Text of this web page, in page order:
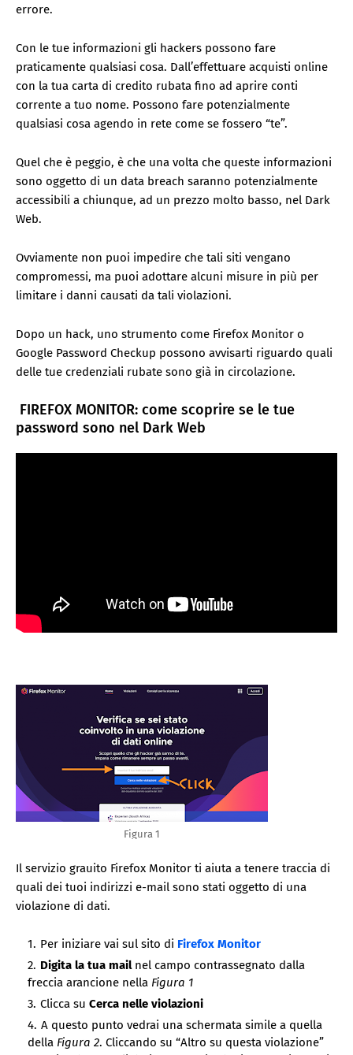
errore.
Con le tue informazioni gli hackers possono fare
praticamente qualsiasi cosa. Dall’effettuare acquisti online
con la tua carta di credito rubata fino ad aprire conti
corrente a tuo nome. Possono fare potenzialmente
qualsiasi cosa agendo in rete come se fossero “te”.
Quel che è peggio, è che una volta che queste informazioni
sono oggetto di un data breach saranno potenzialmente
accessibili a chiunque, ad un prezzo molto basso, nel Dark
Web.
Ovviamente non puoi impedire che tali siti vengano
compromessi, ma puoi adottare alcuni misure in più per
limitare i danni causati da tali violazioni.
Dopo un hack, uno strumento come Firefox Monitor o
Google Password Checkup possono avvisarti riguardo quali
delle tue credenziali rubate sono già in circolazione.
FIREFOX MONITOR: come scoprire se le tue
password sono nel Dark Web
Figura 1
Il servizio grauito Firefox Monitor ti aiuta a tenere traccia di
quali dei tuoi indirizzi e-mail sono stati oggetto di una
violazione di dati.
Per iniziare vai sul sito di Firefox Monitor
Digita la tua mailnel campo contrassegnato dalla
freccia arancione nella Figura 1
Clicca su Cerca nelle violazioni
A questo punto vedrai una schermata simile a quella
della Figura 2. Cliccando su “Altro su questa violazione”